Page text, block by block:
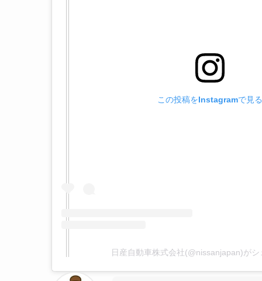
この投稿をInstagramで見る
日産自動車株式会社(@nissanjapan)がシ